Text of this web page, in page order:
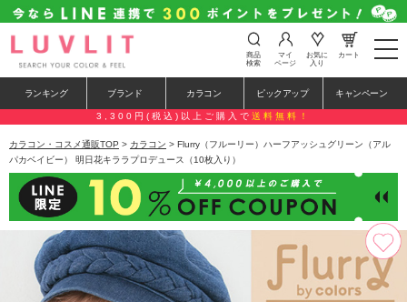
t
o
e
n
a
a
i
o
n
商品
検索
マイ
ページ
お気に
入り
カート
ランキング ブランド カラコン ピックアップ キャンペーン
3,300円(税込)以上ご購入で 送料無料！
カラコン・コスメ通販TOP > カラコン > Flurry（フルーリー）ハーフアッシュグリーン（アル
パカベイビー） 明日花キララプロデュース（10枚入り）